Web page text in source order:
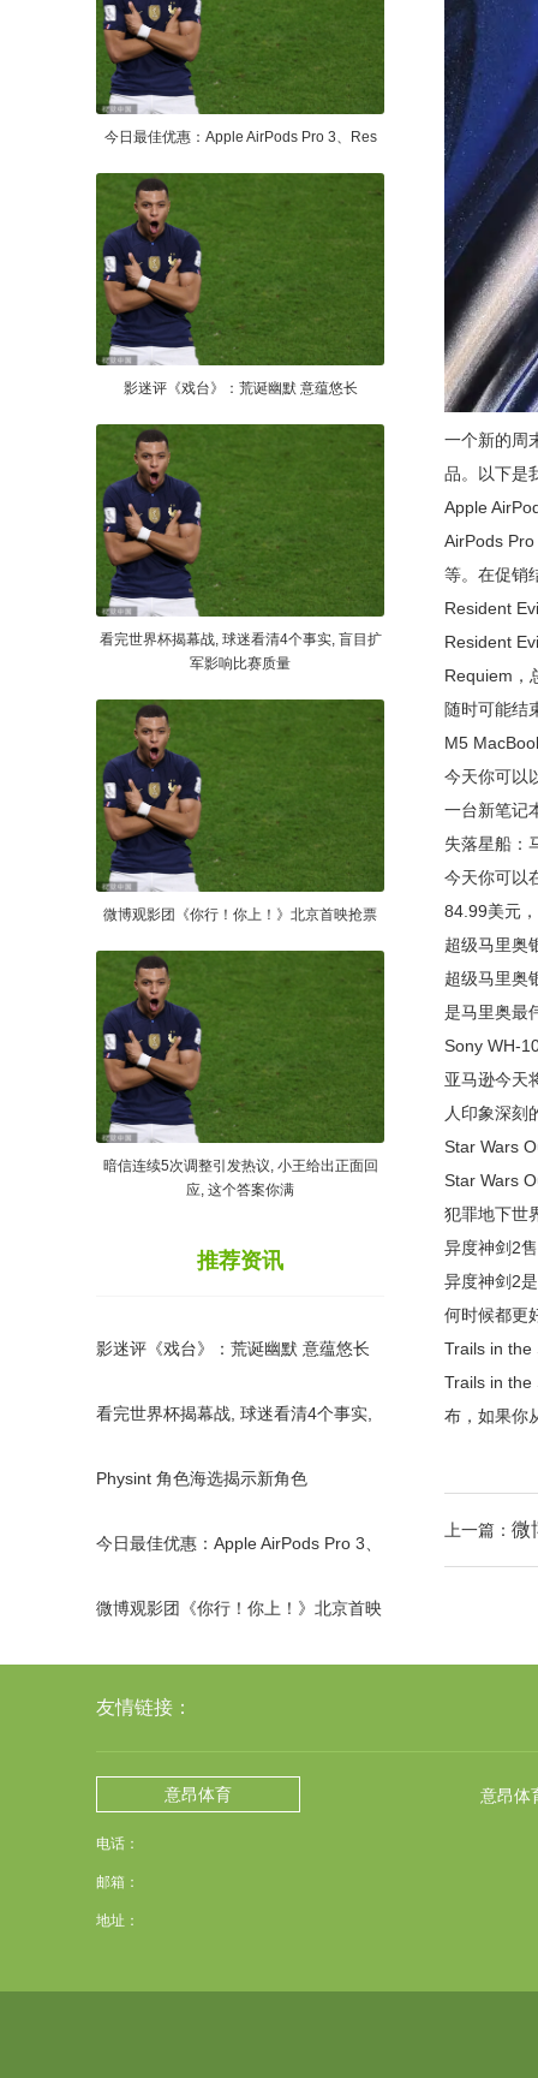
今日最佳优惠：Apple AirPods Pro 3、Res
影迷评《戏台》：荒诞幽默 意蕴悠长
看完世界杯揭幕战, 球迷看清4个事实, 盲目扩
军影响比赛质量
微博观影团《你行！你上！》北京首映抢票
暗信连续5次调整引发热议, 小王给出正面回
应, 这个答案你满
推荐资讯
影迷评《戏台》：荒诞幽默 意蕴悠长
看完世界杯揭幕战, 球迷看清4个事实,
Physint 角色海选揭示新角色
今日最佳优惠：Apple AirPods Pro 3、
微博观影团《你行！你上！》北京首映
一个新的周
品。以下是
Apple
AirPods
等。在促销
Resident
Resident
Requiem，
随时可能结
M5
今天你可以
一台新笔记
失落星船：
今天你可以
84.99美元
超级马里奥
超级马里奥
是马里奥最
Sony WH-
亚马逊今天
人印象深刻
Star Wars
Star Wars
犯罪地下世
异度神剑2
异度神剑2
何时候都更
Trails in the
Trails in the
布，如果你
上一篇： 微
友情链接：
意昂体育
电话：
邮箱：
地址：
意昂体